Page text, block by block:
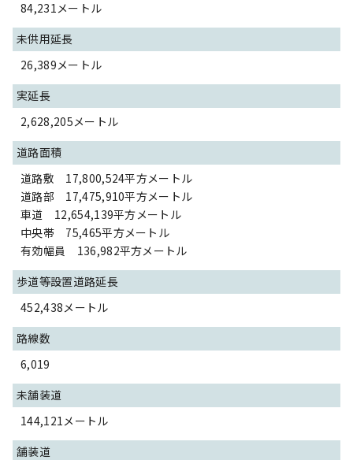
84,231メートル
未供用延長
26,389メートル
実延長
2,628,205メートル
道路面積
道路敷 17,800,524平方メートル
道路部 17,475,910平方メートル
車道 12,654,139平方メートル
中央帯 75,465平方メートル
有効幅員 136,982平方メートル
歩道等設置道路延長
452,438メートル
路線数
6,019
未舗装道
144,121メートル
舗装道